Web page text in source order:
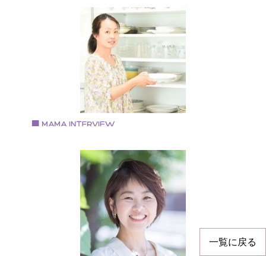
一覧に戻る
株式会社マザープラス プランニングチーム
大阪市在住・2児の母 専業主婦から2014年より株式会
マザープラスで働く
小田中 美穂さん
整理収納・カラーアドバイザー
1977年生まれ。兵庫県三田市在住。 10年間の専業主
活を経て、一念発起。 2017年、整理収納アドバイザー
カラータイプインストラクターの資格を取得。 三田マ
講師グループに所属し、主に三田市を中心に活動。 自
サロンでは、お片付けやカラータイプの講座で、 ママ
お片付けと子育てのモヤモヤ・イライラから 解放・自